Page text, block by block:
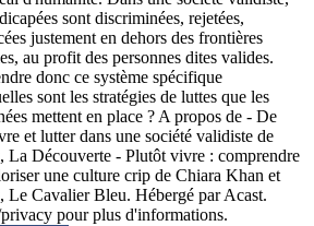
sont discriminées, rejetées,
justement en dehors des frontières
au profit des personnes dites valides.
donc ce système spécifique
sont les stratégies de luttes que les
mettent en place ? A propos de - De
et lutter dans une société validiste de
La Découverte - Plutôt vivre : comprendre
une culture crip de Chiara Khan et
Le Cavalier Bleu. Hébergé par Acast.
pour plus d'informations.